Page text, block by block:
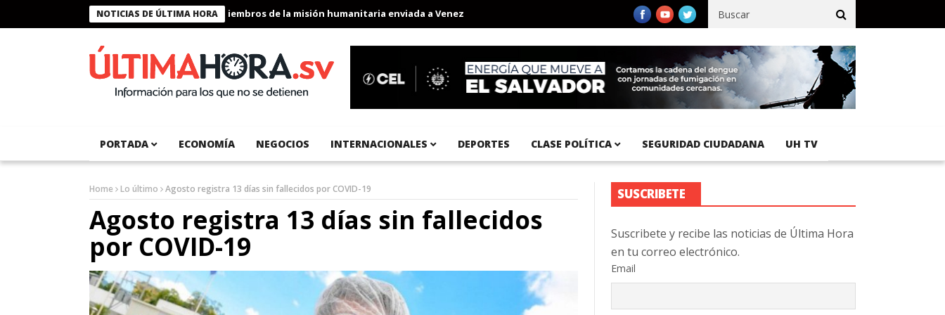
NOTICIAS DE ÚLTIMA HORA
Presidente Bukele condecora a miembros de la misión humanitaria enviada a Venezuela Aeropuerto Internacional del Pacífico registra 92 % de avance en obras de terracería
PORTADA ECONOMÍA NEGOCIOS INTERNACIONALES DEPORTES CLASE POLÍTICA SEGURIDAD CIUDADANA UH TV
Home Lo último Agosto registra 13 días sin fallecidos por COVID-19
Agosto registra 13 días sin fallecidos
por COVID-19
SUSCRIBETE
Suscribete y recibe las noticias de Última Hora
en tu correo electrónico.
Email